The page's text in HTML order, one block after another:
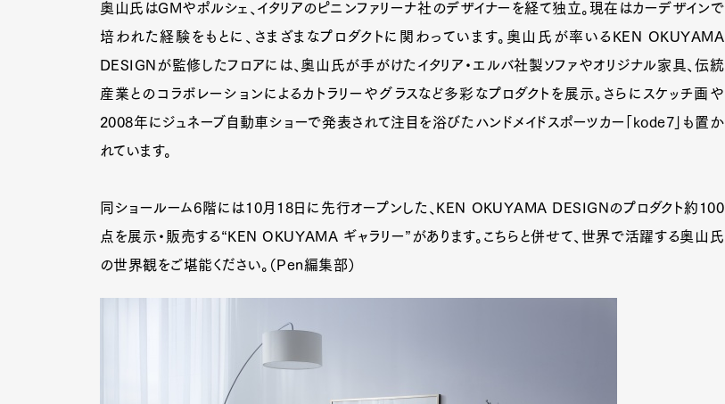
奥山氏はGMやポルシェ、イタリアのピニンファリーナ社のデザイナーを経て独立。現在はカーデザインで
培われた経験をもとに、さまざまなプロダクトに関わっています。奥山氏が率いるKEN OKUYAMA
DESIGNが監修したフロアには、奥山氏が手がけたイタリア・エルバ社製ソファやオリジナル家具、伝統
産業とのコラボレーションによるカトラリーやグラスなど多彩なプロダクトを展示。さらにスケッチ画や
2008年にジュネーブ自動車ショーで発表されて注目を浴びたハンドメイドスポーツカー「kode7」も置か
れています。
同ショールーム6階には10月18日に先行オープンした、KEN OKUYAMA DESIGNのプロダクト約100
点を展示・販売する“KEN OKUYAMA ギャラリー”があります。こちらと併せて、世界で活躍する奥山氏
の世界観をご堪能ください。（Pen編集部）